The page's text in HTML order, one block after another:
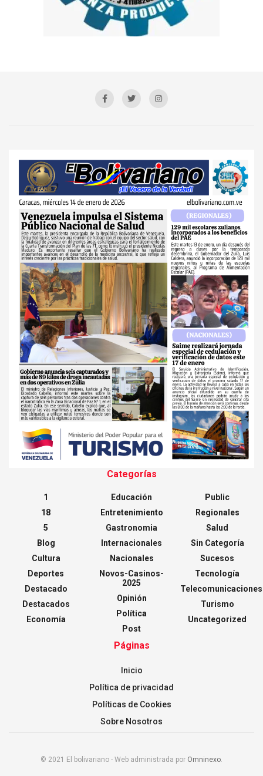
Categorías
1
18
5
Blog
Cultura
Deportes
Destacado
Destacados
Economía
Educación
Entretenimiento
Gastronomia
Internacionales
Nacionales
Novos-Casinos-
2025
Opinión
Política
Post
Public
Regionales
Salud
Sin Categoría
Sucesos
Tecnología
Telecomunicaciones
Turismo
Uncategorized
Páginas
Inicio
Política de privacidad
Políticas de Cookies
Sobre Nosotros
© 2021 El bolivariano - Web administrada por Omninexo